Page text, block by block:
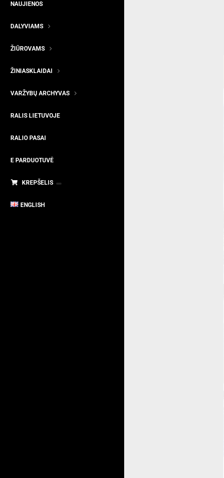
NAUJIENOS
DALYVIAMS
ŽIŪROVAMS
ŽINIASKLAIDAI
VARŽYBŲ ARCHYVAS
RALIS LIETUVOJE
RALIO PASAI
E PARDUOTUVĖ
KREPŠELIS
ENGLISH